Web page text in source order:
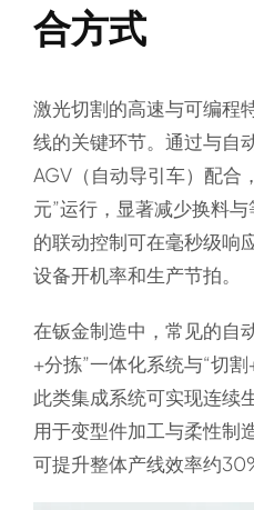
合方式
激光切割的高速与可编程
线的关键环节。通过与自
AGV（自动导引车）配合
元”运行，显著减少换料
的联动控制可在毫秒级响
设备开机率和生产节拍。
在钣金制造中，常见的自
+分拣”一体化系统与“切割
此类集成系统可实现连续
用于变型件加工与柔性制
可提升整体产线效率约